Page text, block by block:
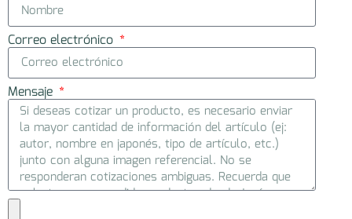
Correo electrónico
Mensaje